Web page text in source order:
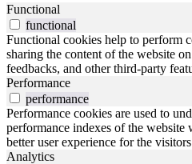
Functional
functional
Functional cookies help to perform
sharing the content of the website
feedbacks, and other third-party
Performance
performance
Performance cookies are used to
performance indexes of the
better user experience for the
Analytics